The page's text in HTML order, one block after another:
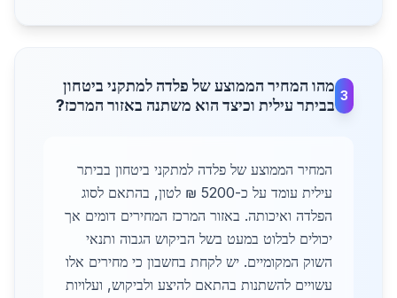
3
מהו המחיר הממוצע של פלדה למתקני ביטחון
בביתר עילית וכיצד הוא משתנה באזור המרכז?
המחיר הממוצע של פלדה למתקני ביטחון בביתר
עילית עומד על כ-5200 ₪ לטון, בהתאם לסוג
הפלדה ואיכותה. באזור המרכז המחירים דומים אך
יכולים לבלוט במעט בשל הביקוש הגבוה ותנאי
השוק המקומיים. יש לקחת בחשבון כי מחירים אלו
עשויים להשתנות בהתאם להיצע ולביקוש, ועלויות